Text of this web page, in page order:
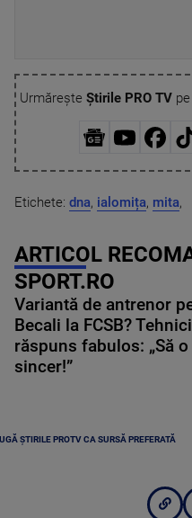
Urmărește Știrile PRO TVpe
Etichete: dna, ialomița, mita,
ARTICOL
SPORT.RO
Variantă de antrenor
Becali la FCSB?
răspuns fabulos: „Să
sincer!”
ȘTIRILE PROTV CA SURSĂ PREFERATĂ